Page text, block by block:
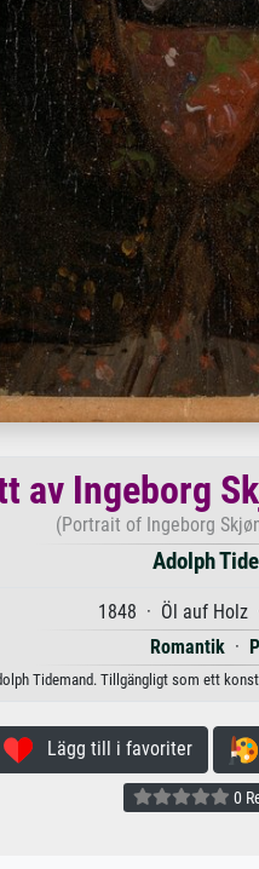
av Ingeborg
(Portrait of Ingeborg
Adolph
1848 · Öl auf Holz
Romantik ·
Tidemand. Tillgängligt som ett
Lägg till i favoriter
0